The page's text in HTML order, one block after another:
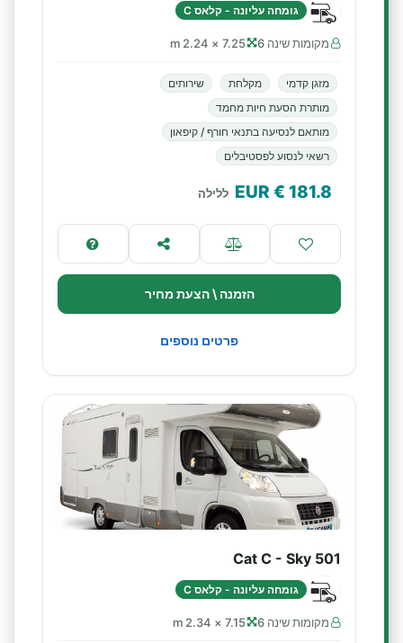
גומחה עליונה - קלאס C
מקומות שינה 6 7.25 × 2.24 m
מזגן קדמי מקלחת
שירותים
מותרת הסעת חיות מחמד
מותאם לנסיעה בתנאי חורף / קיפאון
רשאי לנסוע לפסטיבלים
181.8
€ EUR ללילה
הזמנה \ הצעת מחיר
פרטים נוספים
Cat C - Sky 501
גומחה עליונה - קלאס C
מקומות שינה 6 7.15 × 2.34 m